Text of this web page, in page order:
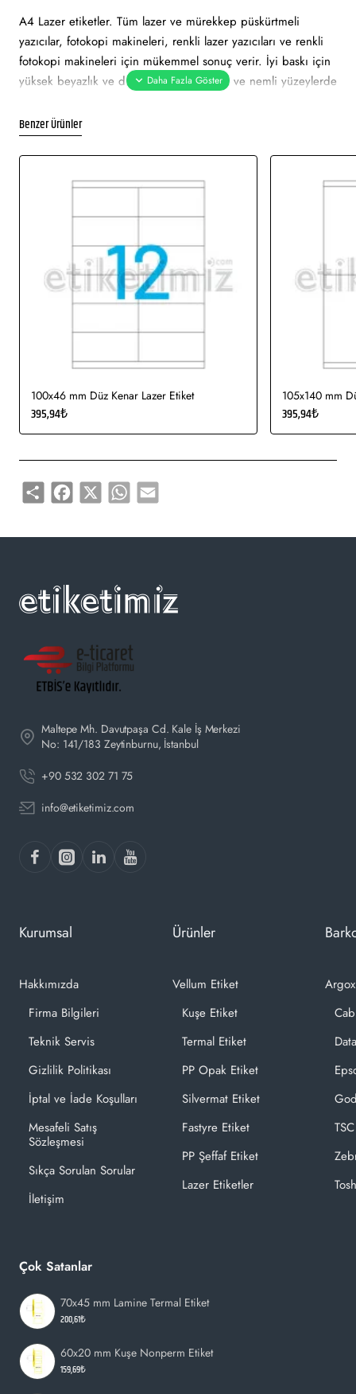
A4 Lazer etiketler. Tüm lazer ve mürekkep püskürtmeli
yazıcılar, fotokopi makineleri, renkli lazer yazıcıları ve renkli
fotokopi makineleri için mükemmel sonuç verir. İyi baskı için
yüksek beyazlık ve düzgün yüzey. Soğuk ve nemli yüzeylerde
sürdürülebilir FSC sertifikalıdır. Etiketler atık kağıt, geri
dönüşümlü karton ambalaj ile% 100 geri dönüştürülebilir.
Etiket yeşil renklidir. Tüm lazer ve mürekkep püskürtmeli
yazıcılarda sorunsuz yazdırmayı onaylar. Soğuk ve nemli
net baskı alınır. Etiket mattır. Ekranda görünen görsel
çizimdir. Gerçek baskıda renklerde ton farklı olabilir.
Benzer Ürünler
100x46 mm Düz Kenar Lazer Etiket
395,94₺
105x140 mm
395,94₺
Share Facebook
X WhatsApp
Email
Maltepe Mh. Davutpaşa Cd. Kale İş Merkezi
No: 141/183 Zeytinburnu, İstanbul
+90 532 302 71 75
info@etiketimiz.com
Kurumsal
Hakkımızda
Firma Bilgileri
Teknik Servis
Gizlilik Politikası
İptal ve İade Koşulları
Mesafeli Satış
Sözleşmesi
Sıkça Sorulan Sorular
İletişim
Ürünler
Vellum Etiket
Kuşe Etiket
Termal Etiket
PP Opak Etiket
Silvermat Etiket
Fastyre Etiket
PP Şeffaf Etiket
Lazer Etiketler
Çok Satanlar
70x45 mm Lamine Termal Etiket
200,61₺
60x20 mm Kuşe Nonperm Etiket
159,69₺